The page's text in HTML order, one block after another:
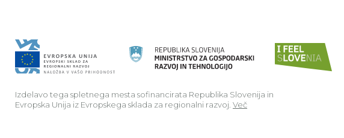
Izdelavo tega spletnega mesta sofinancirata Republika Slovenija in
Evropska Unija iz Evropskega sklada za regionalni razvoj. Več